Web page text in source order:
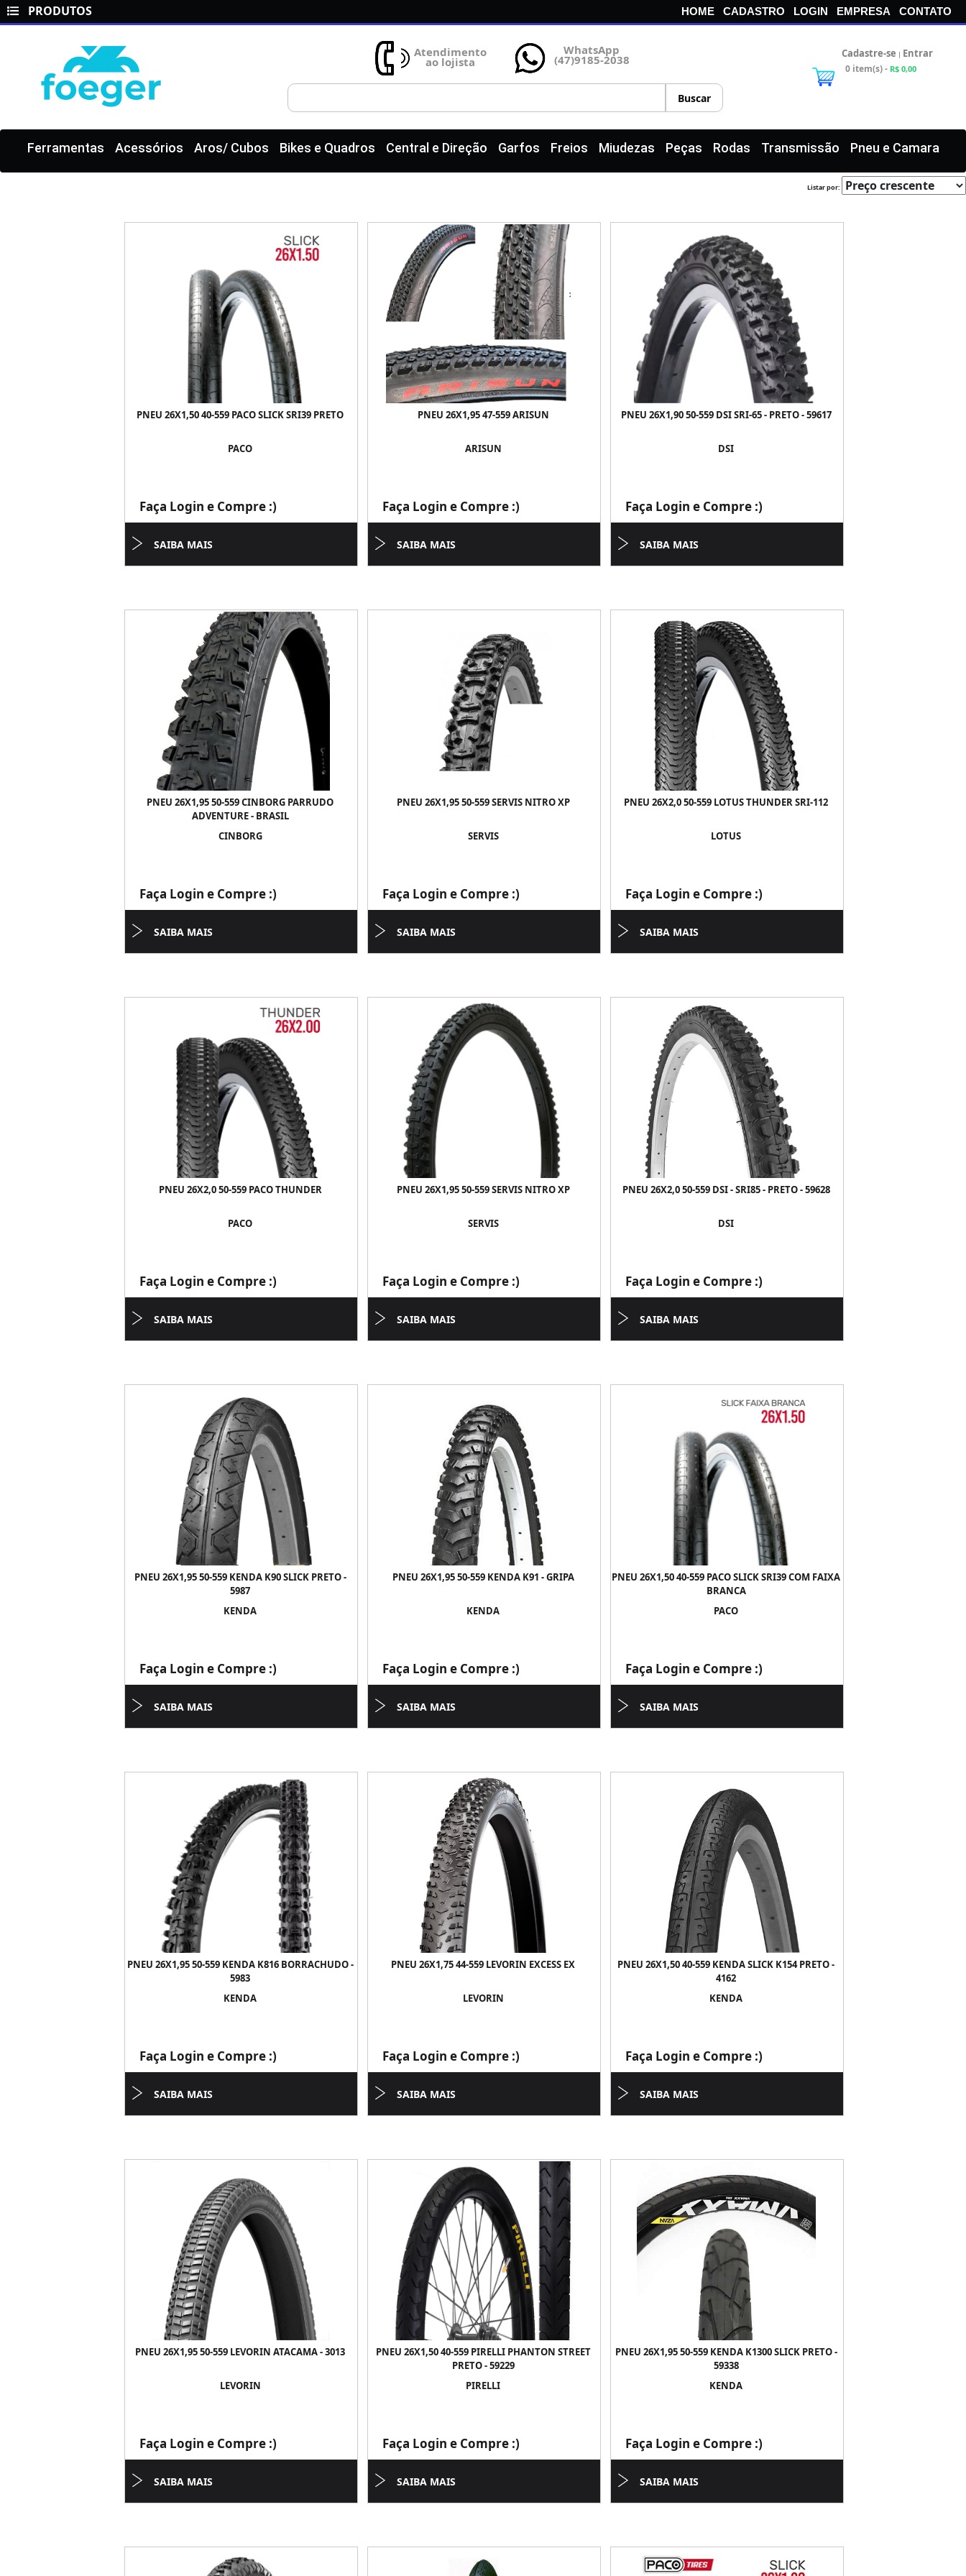
HOME CADASTRO LOGIN EMPRESA CONTATO
PRODUTOS
Atendimento
ao lojista
WhatsApp
(47)9185-2038 Cadastre-se | Entrar
0 item(s) - R$ 0,00
Ferramentas Acessórios Aros/ Cubos Bikes e Quadros Central e Direção Garfos Freios Miudezas Peças Rodas Transmissão Pneu e Camara
Listar por:
PNEU 26X1,50 40-559 PACO SLICK SRI39 PRETO
PACO
Faça Login e Compre :)
SAIBA MAIS
PNEU 26X1,95 47-559 ARISUN
ARISUN
Faça Login e Compre :)
SAIBA MAIS
PNEU 26X1,90 50-559 DSI SRI-65 - PRETO - 59617
DSI
Faça Login e Compre :)
SAIBA MAIS
PNEU 26X1,95 50-559 CINBORG PARRUDO
ADVENTURE - BRASIL
CINBORG
Faça Login e Compre :)
SAIBA MAIS
PNEU 26X1,95 50-559 SERVIS NITRO XP
SERVIS
Faça Login e Compre :)
SAIBA MAIS
PNEU 26X2,0 50-559 LOTUS THUNDER SRI-112
LOTUS
Faça Login e Compre :)
SAIBA MAIS
PNEU 26X2,0 50-559 PACO THUNDER
PACO
Faça Login e Compre :)
SAIBA MAIS
PNEU 26X1,95 50-559 SERVIS NITRO XP
SERVIS
Faça Login e Compre :)
SAIBA MAIS
PNEU 26X2,0 50-559 DSI - SRI85 - PRETO - 59628
DSI
Faça Login e Compre :)
SAIBA MAIS
PNEU 26X1,95 50-559 KENDA K90 SLICK PRETO -
5987
KENDA
Faça Login e Compre :)
SAIBA MAIS
PNEU 26X1,95 50-559 KENDA K91 - GRIPA
KENDA
Faça Login e Compre :)
SAIBA MAIS
PNEU 26X1,50 40-559 PACO SLICK SRI39 COM FAIXA
BRANCA
PACO
Faça Login e Compre :)
SAIBA MAIS
PNEU 26X1,95 50-559 KENDA K816 BORRACHUDO -
5983
KENDA
Faça Login e Compre :)
SAIBA MAIS
PNEU 26X1,75 44-559 LEVORIN EXCESS EX
LEVORIN
Faça Login e Compre :)
SAIBA MAIS
PNEU 26X1,50 40-559 KENDA SLICK K154 PRETO -
4162
KENDA
Faça Login e Compre :)
SAIBA MAIS
PNEU 26X1,95 50-559 LEVORIN ATACAMA - 3013
LEVORIN
Faça Login e Compre :)
SAIBA MAIS
PNEU 26X1,50 40-559 PIRELLI PHANTON STREET
PRETO - 59229
PIRELLI
Faça Login e Compre :)
SAIBA MAIS
PNEU 26X1,95 50-559 KENDA K1300 SLICK PRETO -
59338
KENDA
Faça Login e Compre :)
SAIBA MAIS